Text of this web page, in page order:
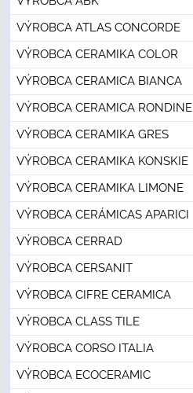
VÝROBCA ATLAS CONCORDE
VÝROBCA CERAMIKA COLOR
VÝROBCA CERAMICA BIANCA
VÝROBCA CERAMICA RONDINE
VÝROBCA CERAMIKA GRES
VÝROBCA CERAMIKA KONSKIE
VÝROBCA CERAMIKA LIMONE
VÝROBCA CERÁMICAS APARICI
VÝROBCA CERRAD
VÝROBCA CERSANIT
VÝROBCA CIFRE CERAMICA
VÝROBCA CLASS TILE
VÝROBCA CORSO ITALIA
VÝROBCA ECOCERAMIC